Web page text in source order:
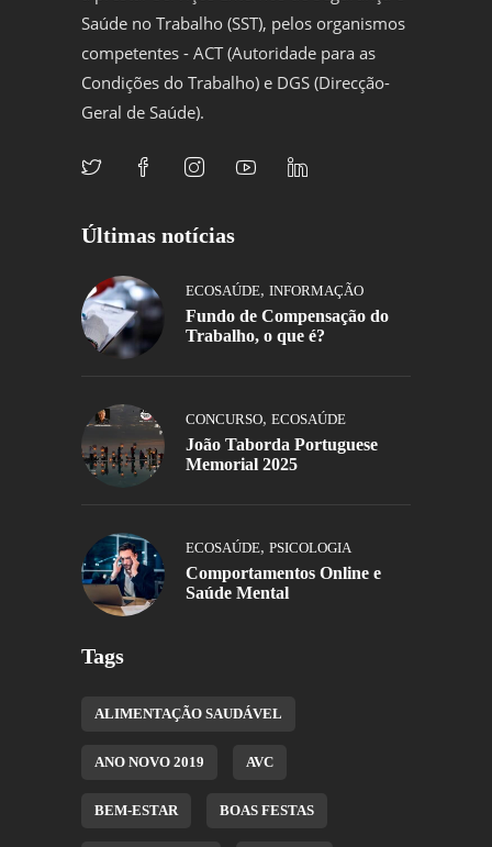
Saúde no Trabalho (SST), pelos organismos
competentes - ACT (Autoridade para as
Condições do Trabalho) e DGS (Direcção-
Geral de Saúde).
Últimas notícias
ECOSAÚDE, INFORMAÇÃO
Fundo de Compensação do
Trabalho, o que é?
CONCURSO, ECOSAÚDE
João Taborda Portuguese
Memorial 2025
ECOSAÚDE, PSICOLOGIA
Comportamentos Online e
Saúde Mental
Tags
ALIMENTAÇÃO SAUDÁVEL
ANO NOVO 2019 AVC
BEM-ESTAR BOAS FESTAS